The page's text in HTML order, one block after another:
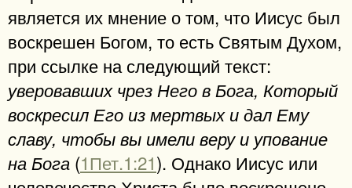
является их мнение о том, что Иисус был
воскрешен Богом, то есть Святым Духом,
при ссылке на следующий текст:
уверовавших чрез Него в Бога, Который
воскресил Его из мертвых и дал Ему
славу, чтобы вы имели веру и упование
на Бога (1Пет.1:21). Однако Иисус или